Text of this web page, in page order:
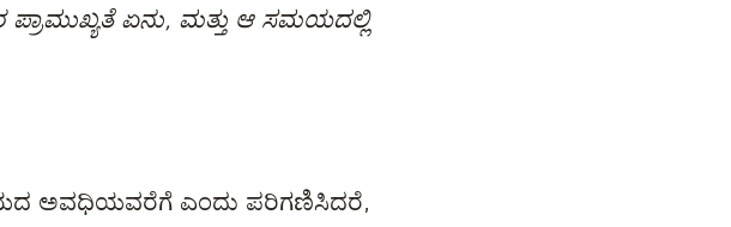
ಏನು, ಮತ್ತು ಆ ಸಮಯದಲ್ಲಿ
ಅವಧಿಯವರೆಗೆ ಎಂದು ಪರಿಗಣಿಸಿದರೆ,